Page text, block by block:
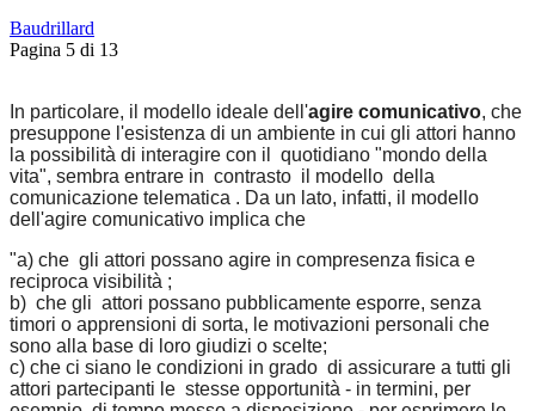
Baudrillard
Pagina 5 di 13
In particolare, il modello ideale dell'agire comunicativo, che
presuppone l'esistenza di un ambiente in cui gli attori hanno
la possibilità di interagire con il quotidiano "mondo della
vita", sembra entrare in contrasto il modello della
comunicazione telematica . Da un lato, infatti, il modello
dell'agire comunicativo implica che
"a) che gli attori possano agire in compresenza fisica e
reciproca visibilità ;
b) che gli attori possano pubblicamente esporre, senza
timori o apprensioni di sorta, le motivazioni personali che
sono alla base di loro giudizi o scelte;
c) che ci siano le condizioni in grado di assicurare a tutti gli
attori partecipanti le stesse opportunità - in termini, per